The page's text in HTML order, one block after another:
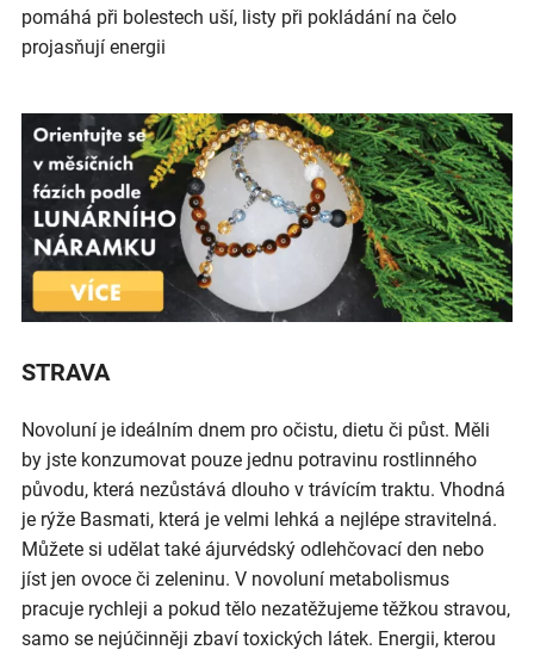
pomáhá při bolestech uší, listy při pokládání na čelo
projasňují energii
STRAVA
Novoluní je ideálním dnem pro očistu, dietu či půst. Měli
by jste konzumovat pouze jednu potravinu rostlinného
původu, která nezůstává dlouho v trávícím traktu. Vhodná
je rýže Basmati, která je velmi lehká a nejlépe stravitelná.
Můžete si udělat také ájurvédský odlehčovací den nebo
jíst jen ovoce či zeleninu. V novoluní metabolismus
pracuje rychleji a pokud tělo nezatěžujeme těžkou stravou,
samo se nejúčinněji zbaví toxických látek. Energii, kterou